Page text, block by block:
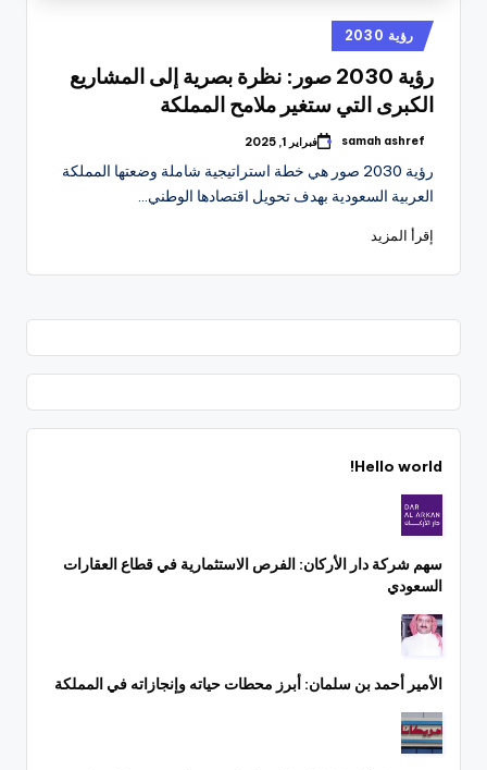
نُشر
في
رؤية 2030
رؤية 2030 صور: نظرة بصرية إلى المشاريع
الكبرى التي ستغير ملامح المملكة
تمّ
بواسطة
samah ashref فبراير 1, 2025
رؤية 2030 صور هي خطة استراتيجية شاملة وضعتها المملكة
العربية السعودية بهدف تحويل اقتصادها الوطني…
إقرأ المزيد
Hello world!
سهم شركة دار الأركان: الفرص الاستثمارية في قطاع العقارات
السعودي
الأمير أحمد بن سلمان: أبرز محطات حياته وإنجازاته في المملكة